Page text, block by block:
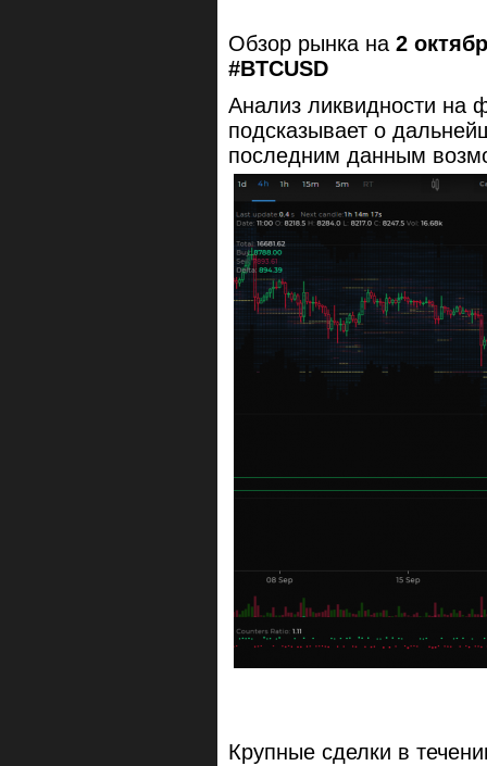
Обзор рынка на 2
#BTCUSD
Анализ ликвидности на
подсказывает о
последним данным
Крупные сделки в